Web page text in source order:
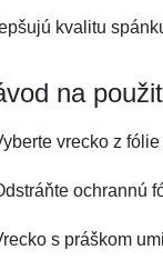
kvalitu
na
vrecko z
ochrannú
s práškom